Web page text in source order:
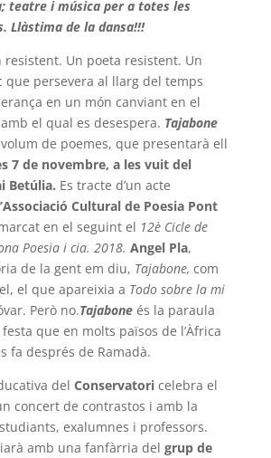
teatre i música per a totes les
Llàstima de la dansa!!!
Un poeta resistent. Un
que persevera al llarg del temps
en un món canviant en el
el qual es desespera. Tajabone
de poemes, que presentarà ell
7 de novembre, a les vuit del
Betúlia. Es tracte d’un acte
Cultural de Poesia Pont
en el seguint el 12è Cicle de
Poesia i cia. 2018. Angel Pla,
de la gent em diu, Tajabone, com
el que apareixia a Todo sobre la mi
Però no.Tajaboneés la paraula
que en molts països de l’Àfrica
fa després de Ramadà.
del Conservatori celebra el
concert de contrastos i amb la
exalumnes i professors.
amb una fanfàrria del grup de